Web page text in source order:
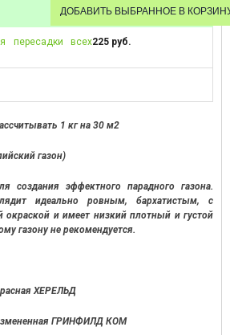
пересадки всех225 руб.
1 кг на 30 м2
газон)
создания эффектного парадного газона.
идеально ровным, бархатистым, с
окраской и имеет низкий плотный и густой
газону не рекомендуется.
ХЕРЕЛЬД
ГРИНФИЛД КОМ